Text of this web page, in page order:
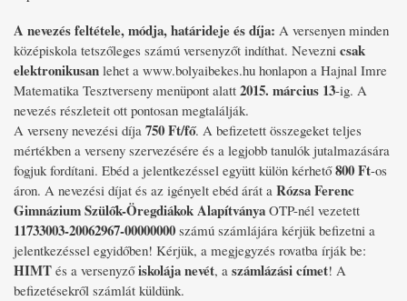
A nevezés feltétele, módja, határideje és díja: A versenyen minden
középiskola tetszőleges számú versenyzőt indíthat. Nevezni csak
elektronikusan lehet a www.bolyaibekes.hu honlapon a Hajnal Imre
Matematika Tesztverseny menüpont alatt 2015. március 13-ig. A
nevezés részleteit ott pontosan megtalálják.
A verseny nevezési díja 750 Ft/fő. A befizetett összegeket teljes
mértékben a verseny szervezésére és a legjobb tanulók jutalmazására
fogjuk fordítani. Ebéd a jelentkezéssel együtt külön kérhető800 Ft-os
áron. A nevezési díjat és az igényelt ebéd árát a Rózsa Ferenc
Gimnázium Szülők-Öregdiákok Alapítványa OTP-nél vezetett
11733003-20062967-00000000 számú számlájára kérjük befizetni a
jelentkezéssel egyidőben! Kérjük, a megjegyzés rovatba írják be:
HIMT és a versenyzőiskolája nevét, a számlázási címet! A
befizetésekről számlát küldünk.